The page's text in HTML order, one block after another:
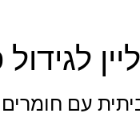
עם